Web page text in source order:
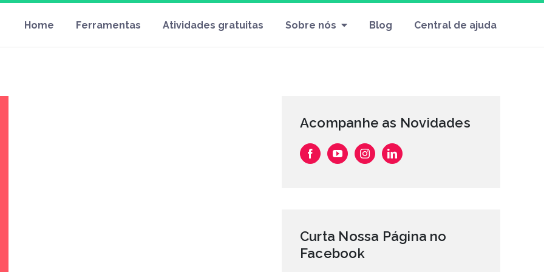
Home Ferramentas Atividades gratuitas Sobre nós Blog Central de ajuda
Acompanhe as Novidades
Curta Nossa Página no
Facebook